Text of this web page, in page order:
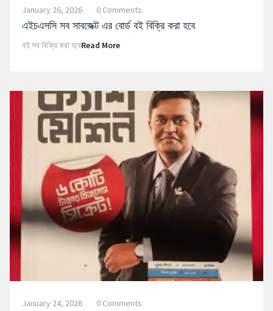
January 26, 2026 0 Comments
এইচএসসি সব সাবজেক্ট এর বোর্ড বই বিক্রি করা হবে
বই সব বিক্রি করা হবেRead More
January 24, 2026 0 Comments